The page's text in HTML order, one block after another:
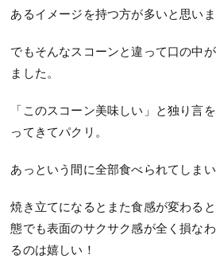
あるイメージを持つ方が多いと思いま
でもそんなスコーンと違って口の中
ました。
「このスコーン美味しい」と独り言
ってきてパクリ。
あっという間に全部食べられてしま
焼き立てになるとまた食感が変わる
態でも表面のサクサク感が全く損な
るのは嬉しい！